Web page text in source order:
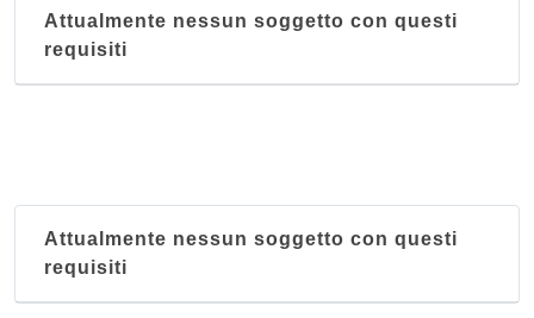
Attualmente nessun soggetto con questi
requisiti
Attualmente nessun soggetto con questi
requisiti